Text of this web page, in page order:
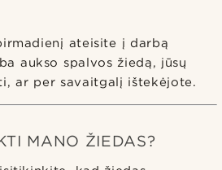
ateisite į darbą
aukso spalvos žiedą, jūsų
ar per savaitgalį ištekėjote.
MANO ŽIEDAS?